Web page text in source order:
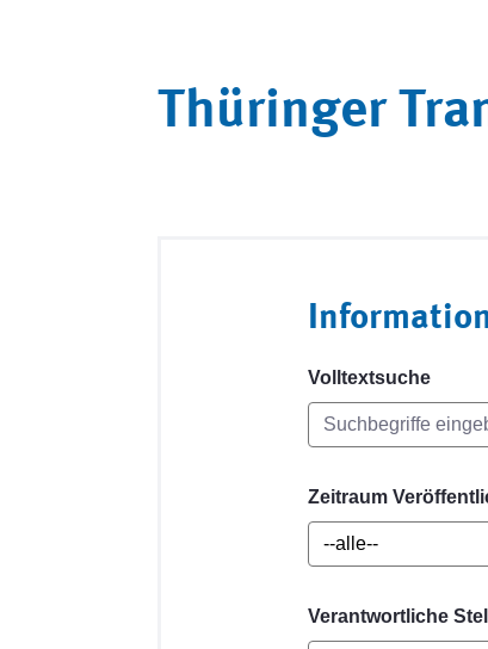
Thüringer
Volltextsuche
Zeitraum
Verantwortliche